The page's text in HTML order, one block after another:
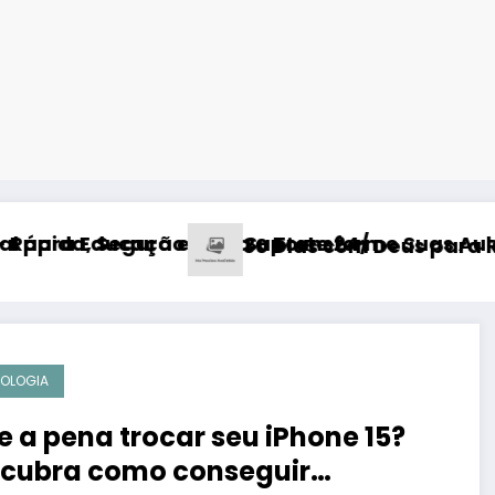
24/7! Suas Aulas em 2025
com Deus para Restaurar Seu 21
a pena trocar seu iPhone 15?
como conseguir